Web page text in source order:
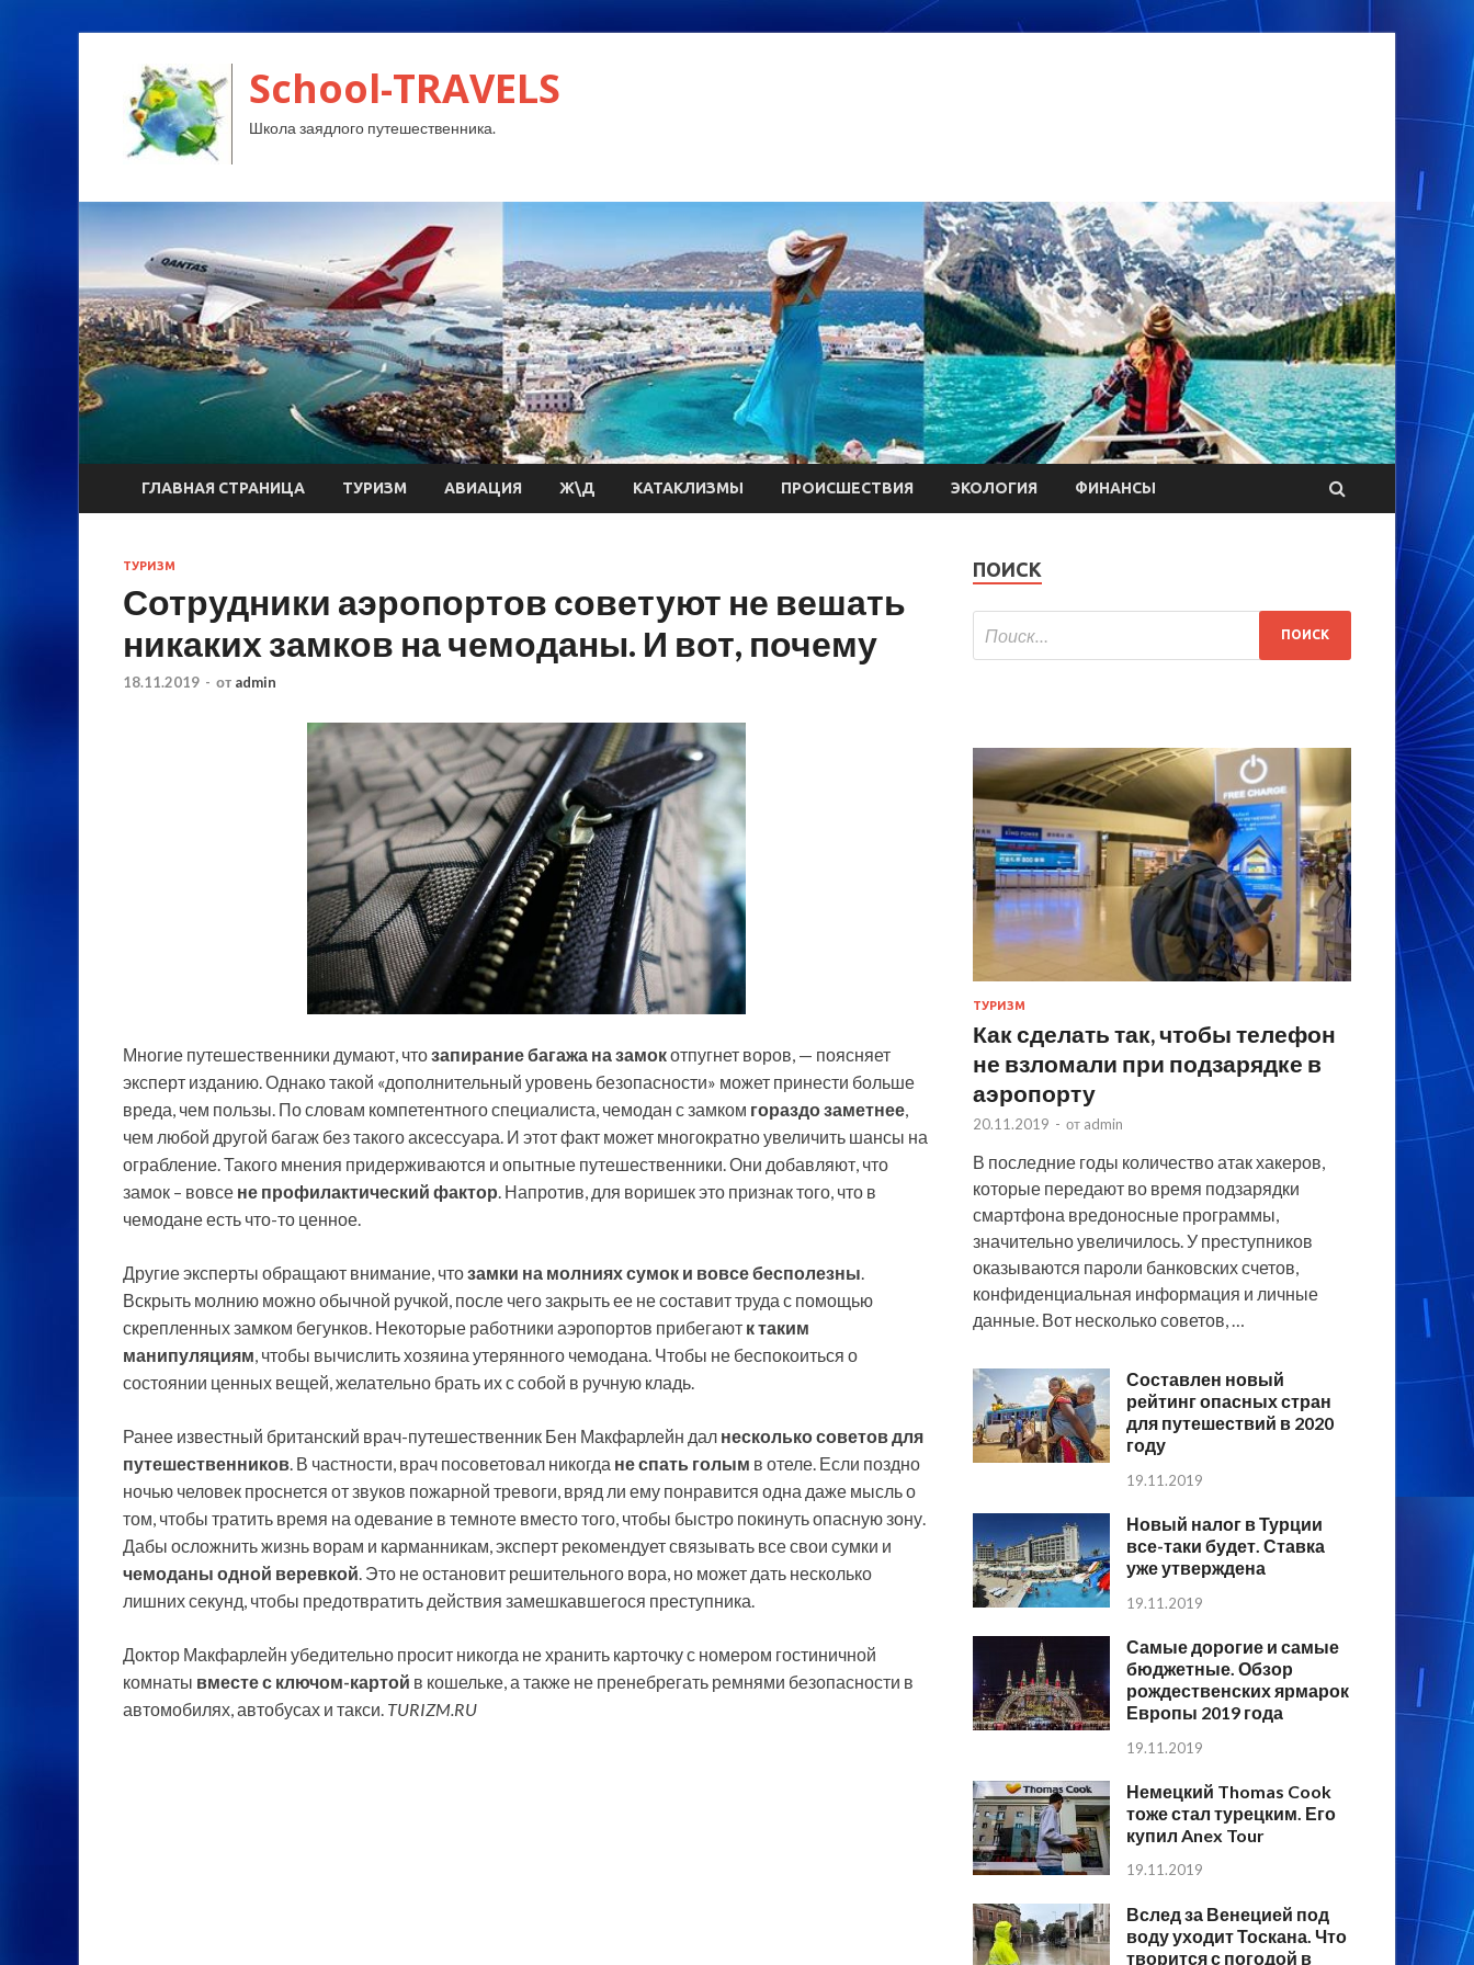
School-TRAVELS
Школа заядлого путешественника.
ГЛАВНАЯ СТРАНИЦА ТУРИЗМ АВИАЦИЯ Ж\Д КАТАКЛИЗМЫ ПРОИСШЕСТВИЯ ЭКОЛОГИЯ ФИНАНСЫ
ТУРИЗМ
Сотрудники аэропортов советуют не вешать
никаких замков на чемоданы. И вот, почему
18.11.2019 - от admin
Многие путешественники думают, чтозапирание багажа на замокотпугнет воров, — поясняет
эксперт изданию. Однако такой «дополнительный уровень безопасности» может принести больше
вреда, чем пользы. По словам компетентного специалиста, чемодан с замком гораздозаметнее,
чем любой другой багаж без такого аксессуара. И этот факт может многократно увеличить шансы на
ограбление. Такого мнения придерживаются и опытные путешественники. Они добавляют, что
замок – вовсе не профилактический фактор. Напротив, для воришек это признак того, что в
чемодане есть что-то ценное.
Другие эксперты обращают внимание, чтозамки на молниях сумок и вовсе бесполезны.
Вскрыть молнию можно обычной ручкой, после чего закрыть ее не составит труда с помощью
скрепленных замком бегунков. Некоторые работники аэропортов прибегают к таким
манипуляциям, чтобы вычислить хозяина утерянного чемодана. Чтобы не беспокоиться о
состоянии ценных вещей, желательно брать их с собой в ручную кладь.
Ранее известный британский врач-путешественник Бен Макфарлейн дал несколько советов для
путешественников. В частности, врач посоветовал никогда не спать голым в отеле. Если поздно
ночью человек проснется от звуков пожарной тревоги, вряд ли ему понравится одна даже мысль о
том, чтобы тратить время на одевание в темноте вместо того, чтобы быстро покинуть опасную зону.
Дабы осложнить жизнь ворам и карманникам, эксперт рекомендует связывать все свои сумки и
чемоданы одной веревкой. Это не остановит решительного вора, но может дать несколько
лишних секунд, чтобы предотвратить действия замешкавшегося преступника.
Доктор Макфарлейн убедительно просит никогда не хранить карточку с номером гостиничной
комнаты вместе с ключом-картой в кошельке, а также не пренебрегать ремнями безопасности в
автомобилях, автобусах и такси. TURIZM.RU
ПОИСК
ТУРИЗМ
Как сделать так, чтобы телефон
не взломали при подзарядке в
аэропорту
20.11.2019 - от admin
В последние годы количество атак хакеров,
которые передают во время подзарядки
смартфона вредоносные программы,
значительно увеличилось. У преступников
оказываются пароли банковских счетов,
конфиденциальная информация и личные
данные. Вот несколько советов, …
Составлен новый
рейтинг опасных стран
для путешествий в 2020
году
19.11.2019
Новый налог в Турции
все-таки будет. Ставка
уже утверждена
19.11.2019
Самые дорогие и самые
бюджетные. Обзор
рождественских ярмарок
Европы 2019 года
19.11.2019
Немецкий Thomas Cook
тоже стал турецким. Его
купил Anex Tour
19.11.2019
Вслед за Венецией под
воду уходит Тоскана. Что
творится с погодой в